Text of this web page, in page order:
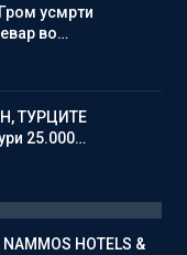
усмрти
во…
ТУРЦИТЕ
25.000…
HOTELS &